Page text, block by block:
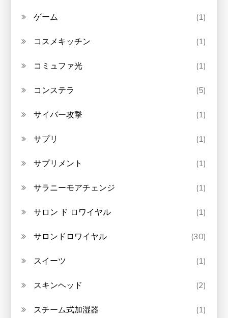
ゲーム (1)
コスメキッチン (1)
コミュファ光 (1)
コンステラ (5)
サイバー攻撃 (1)
サプリ (1)
サプリメント (1)
サラニーモアチェンジ (1)
サロン ド ロワイヤル (1)
サロンドロワイヤル (30)
スイーツ (1)
スキンヘッド (2)
スチーム式加湿器 (1)